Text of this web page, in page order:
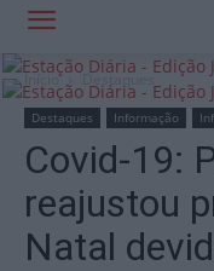
Início Destaques
Destaques Informação
Covid-19:
reajustou
Natal